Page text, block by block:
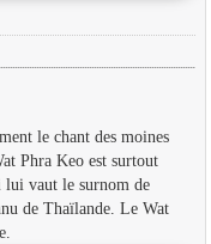
le chant des moines
Phra Keo est surtout
lui vaut le surnom de
de Thaïlande. Le Wat